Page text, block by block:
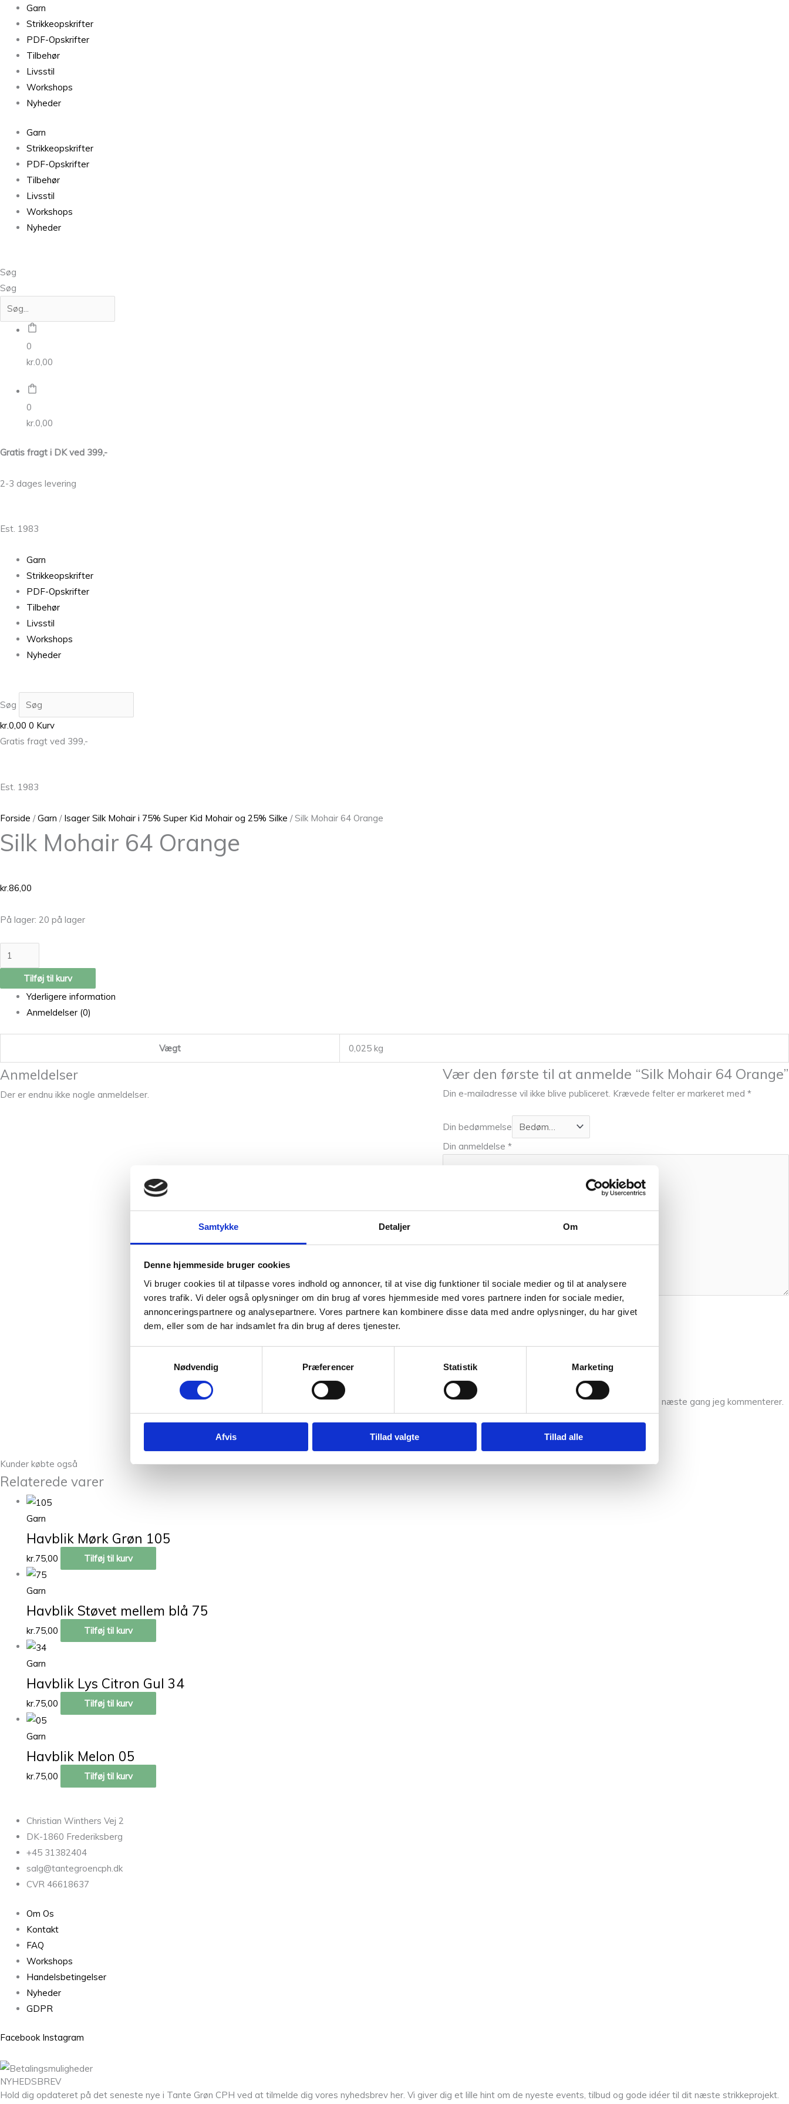
Samtykke Detaljer Om
Denne hjemmeside bruger cookies
Vi bruger cookies til at tilpasse vores indhold og annoncer, til at vise dig funktioner til sociale medier og til at analysere
vores trafik. Vi deler også oplysninger om din brug af vores hjemmeside med vores partnere inden for sociale medier,
annonceringspartnere og analysepartnere. Vores partnere kan kombinere disse data med andre oplysninger, du har givet
dem, eller som de har indsamlet fra din brug af deres tjenester.
Nødvendig
Præferencer Statistik Marketing
Afvis Tillad valgte Tillad alle
Garn
Strikkeopskrifter
PDF-Opskrifter
Tilbehør
Livsstil
Workshops
Nyheder
Garn
Strikkeopskrifter
PDF-Opskrifter
Tilbehør
Livsstil
Workshops
Nyheder
Søg
Søg
0
kr.0,00
0
kr.0,00
Gratis fragt i DK ved 399,-
2-3 dages levering
Est. 1983
Garn
Strikkeopskrifter
PDF-Opskrifter
Tilbehør
Livsstil
Workshops
Nyheder
Søg
kr.0,00 0 Kurv
Gratis fragt ved 399,-
Est. 1983
Forside /Garn / Isager Silk Mohair i 75% Super Kid Mohair og 25% Silke / Silk Mohair 64 Orange
Silk Mohair 64 Orange
kr.86,00
På lager: 20 på lager
Mohair
Orange
antal
Tilføj til kurv
Yderligere information
Anmeldelser (0)
Vægt 0,025 kg
Anmeldelser
Der er endnu ikke nogle anmeldelser.
Vær den første til at anmelde “Silk Mohair 64 Orange”
Din e-mailadresse vil ikke blive publiceret. Krævede felter er markeret med *
Din bedømmelse
Din anmeldelse *
E-mail*
Gem mit navn, mail og websted i denne browser til næste gang jeg kommenterer.
Kunder købte også
Relaterede varer
Garn
Havblik Mørk Grøn 105
kr. 75,00 Tilføj til kurv
Garn
Havblik Støvet mellem blå 75
kr.75,00 Tilføj til kurv
Garn
Havblik Lys Citron Gul 34
kr.75,00 Tilføj til kurv
Garn
Havblik Melon 05
kr.75,00 Tilføj til kurv
Christian Winthers Vej 2
DK-1860 Frederiksberg
+45 31382404
salg@tantegroencph.dk
CVR 46618637
Om Os
Kontakt
FAQ
Workshops
Handelsbetingelser
Nyheder
GDPR
Facebook Instagram
NYHEDSBREV
Hold dig opdateret på det seneste nye i Tante Grøn CPH ved at tilmelde dig vores nyhedsbrev her. Vi giver dig et lille hint om de nyeste events, tilbud og gode idéer til dit næste strikkeprojekt.